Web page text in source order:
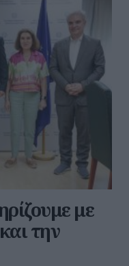
με
την